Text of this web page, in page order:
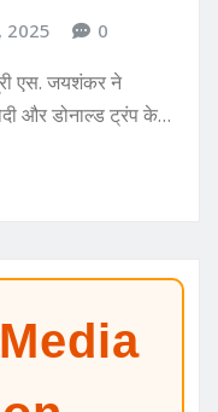
2025 0
एस. जयशंकर ने
और डोनाल्ड ट्रंप के…